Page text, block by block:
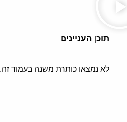
תוכן העניינים
לא נמצאו כותרת משנה בעמוד זה.